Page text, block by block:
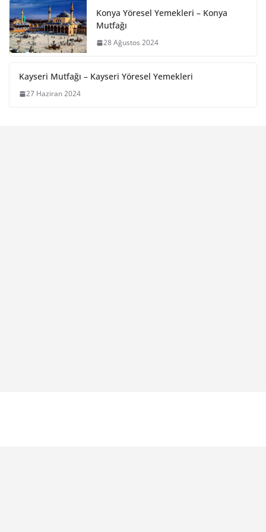
Konya Yöresel Yemekleri – Konya
Mutfağı
28 Ağustos 2024
Kayseri Mutfağı – Kayseri Yöresel Yemekleri
27 Haziran 2024